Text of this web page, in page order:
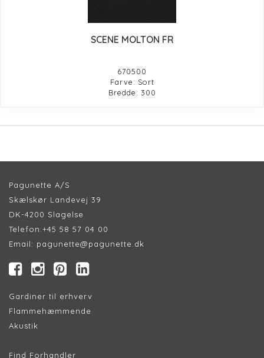
SCENE MOLTON FR
670500
Farve: Sort
Bredde: 300
Pagunette A/S
Skælskør Landevej 39
DK-4200 Slagelse
Telefon:+45 58 57 04 00
Email: pagunette@pagunette.dk
Gardiner til erhverv
Flammehæmmende
Akustik
Find Forhandler